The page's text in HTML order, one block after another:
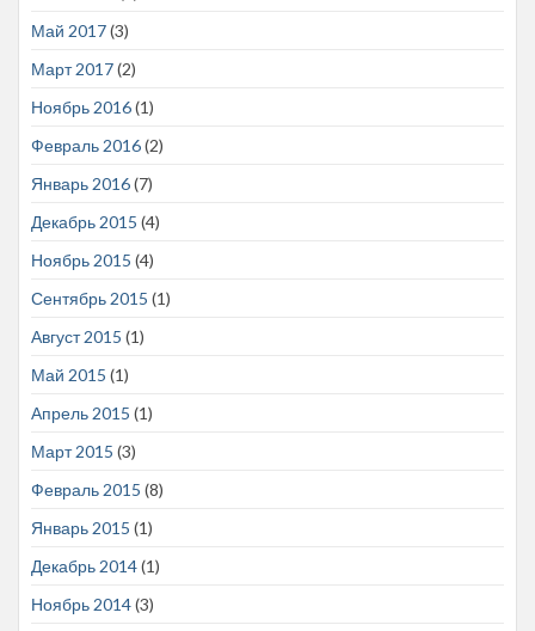
Май 2017(3)
Март 2017(2)
Ноябрь 2016(1)
Февраль 2016(2)
Январь 2016(7)
Декабрь 2015 (4)
Ноябрь 2015 (4)
Сентябрь 2015 (1)
Август 2015 (1)
Май 2015 (1)
Апрель 2015 (1)
Март 2015 (3)
Февраль 2015 (8)
Январь 2015 (1)
Декабрь 2014(1)
Ноябрь 2014(3)